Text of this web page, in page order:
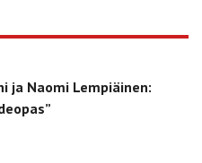
ja Naomi Lempiäinen: